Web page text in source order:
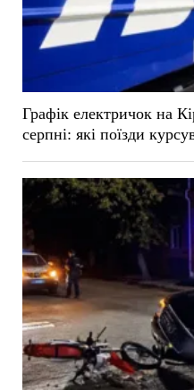
Графік електричок на
серпні: які поїзди